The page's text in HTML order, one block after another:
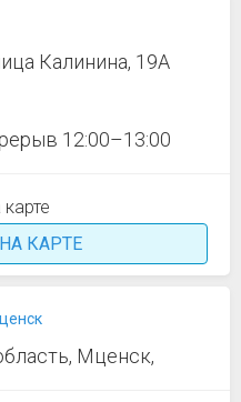
Калинина, 19А
12:00–13:00
КАРТЕ
Мценск,